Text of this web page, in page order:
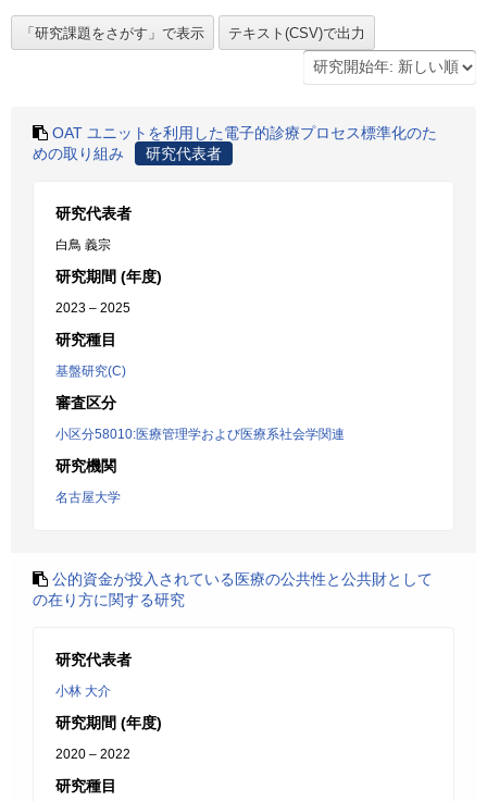
OAT ユニットを利用した電子的診療プロセス標準化のた
めの取り組み
研究代表者
研究代表者
白鳥 義宗
研究期間 (年度)
2023 – 2025
研究種目
基盤研究(C)
審査区分
小区分58010:医療管理学および医療系社会学関連
研究機関
名古屋大学
公的資金が投入されている医療の公共性と公共財として
の在り方に関する研究
研究代表者
小林 大介
研究期間 (年度)
2020 – 2022
研究種目